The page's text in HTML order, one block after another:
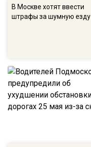
В Москве хотят ввести
штрафы за шумную езду